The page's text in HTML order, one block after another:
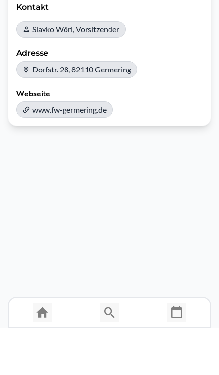
Kontakt
Slavko Wörl, Vorsitzender
Adresse
Dorfstr. 28, 82110 Germering
Webseite
www.fw-germering.de